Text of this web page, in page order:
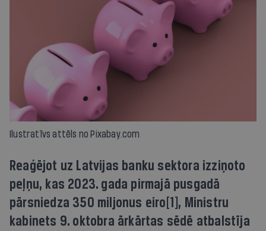
Ilustratīvs attēls no Pixabay.com
Reaģējot uz Latvijas banku sektora izziņoto
peļņu, kas 2023. gada pirmajā pusgadā
pārsniedza 350 miljonus eiro[1], Ministru
kabinets 9. oktobra ārkārtas sēdē atbalstīja